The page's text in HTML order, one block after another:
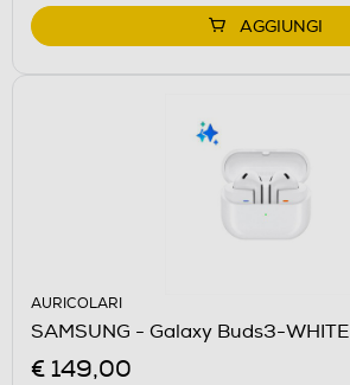
AGGIUNGI
AURICOLARI
SAMSUNG - Galaxy Buds3-WHITE
€ 149,00